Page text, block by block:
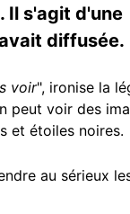
Il s'agit d'une
diffusée.
voir", ironise la
peut voir des
et étoiles noires.
au sérieux